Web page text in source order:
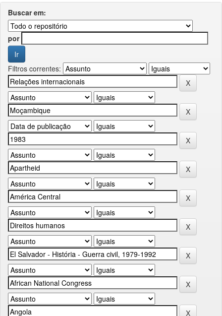
Buscar em:
por
Filtros correntes: